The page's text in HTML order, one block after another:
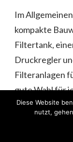
Im
kompakte
Filtertank,
Druckregler
Filteranlagen
gute Wahl für
für sauberes
einfach zu
Minuten
Diese Website
nutzt,